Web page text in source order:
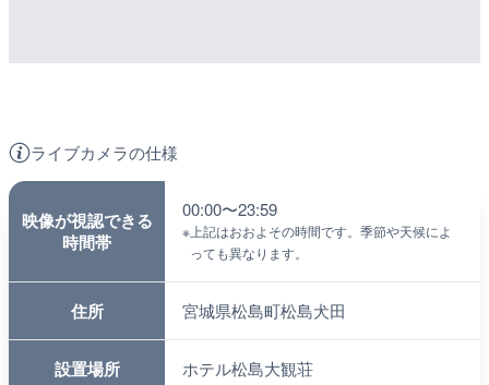
ライブカメラの仕様
映像が視認できる
時間帯
00:00〜23:59
※ 上記はおおよその時間です。季節や天候によ
っても異なります。
住所 宮城県松島町松島犬田
設置場所 ホテル松島大観荘